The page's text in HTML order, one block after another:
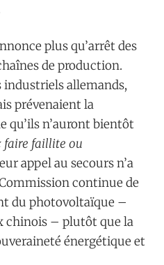
plus qu’arrêt des
de production.
industriels allemands,
prévenaient la
qu’ils n’auront bientôt
faire faillite ou
appel au secours n’a
continue de
du photovoltaïque –
chinois – plutôt que la
énergétique et